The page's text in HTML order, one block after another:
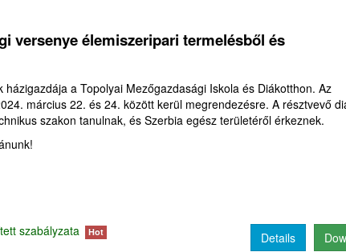
versenye élemiszeripari termelésből és
a Topolyai Mezőgazdasági Iskola és Diákotthon. Az
március 22. és 24. között kerül megrendezésre. A résztvevő
szakon tanulnak, és Szerbia egész területéről érkeznek.
szabályzata Hot Details